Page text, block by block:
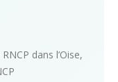
dans l’Oise,